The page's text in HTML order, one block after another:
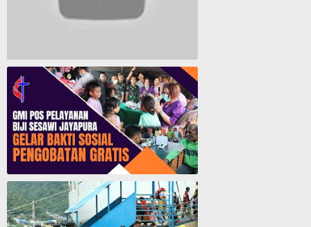
Lagu Rohani Tanpa Iklan - Lagu Pujian dan Penyembahan Paskah 2022
GMI Pos Pelayanan Biji Sesawi Jayapura Gelar Bakti Sosial Pengobatan Umum Gratis